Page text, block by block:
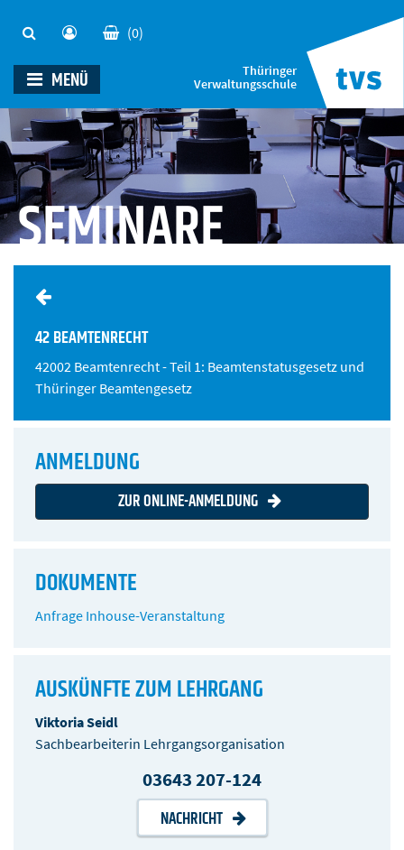
Thüringer
Verwaltungsschule
(0)
MENÜ
SEMINARE
42 BEAMTENRECHT
42002 Beamtenrecht - Teil 1: Beamtenstatusgesetz und
Thüringer Beamtengesetz
ANMELDUNG
ZUR ONLINE-ANMELDUNG
DOKUMENTE
Anfrage Inhouse-Veranstaltung
AUSKÜNFTE ZUM LEHRGANG
Viktoria Seidl
Sachbearbeiterin Lehrgangsorganisation
03643 207-124
NACHRICHT